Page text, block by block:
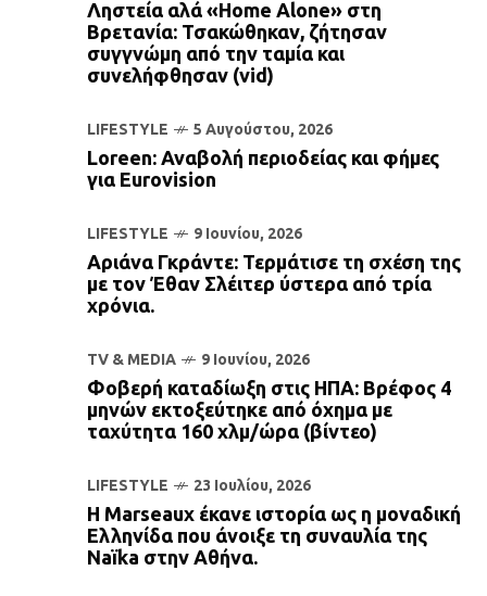
Ληστεία αλά «Home Alone» στη
Βρετανία: Τσακώθηκαν, ζήτησαν
συγγνώμη από την ταμία και
συνελήφθησαν (vid)
LIFESTYLE 5 Αυγούστου, 2026
Loreen: Αναβολή περιοδείας και φήμες
για Eurovision
LIFESTYLE 9 Ιουνίου, 2026
Αριάνα Γκράντε: Τερμάτισε τη σχέση της
με τον Έθαν Σλέιτερ ύστερα από τρία
χρόνια.
TV & MEDIA 9 Ιουνίου, 2026
Φοβερή καταδίωξη στις ΗΠΑ: Βρέφος 4
μηνών εκτοξεύτηκε από όχημα με
ταχύτητα 160 χλμ/ώρα (βίντεο)
LIFESTYLE 23 Ιουλίου, 2026
Η Marseaux έκανε ιστορία ως η μοναδική
Ελληνίδα που άνοιξε τη συναυλία της
Naïka στην Αθήνα.